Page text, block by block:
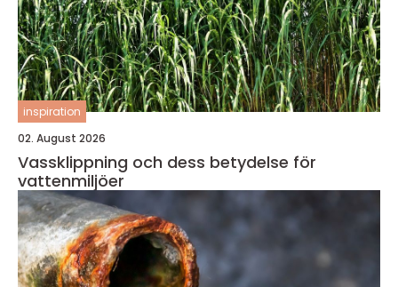
inspiration
02. August 2026
Vassklippning och dess betydelse för
vattenmiljöer